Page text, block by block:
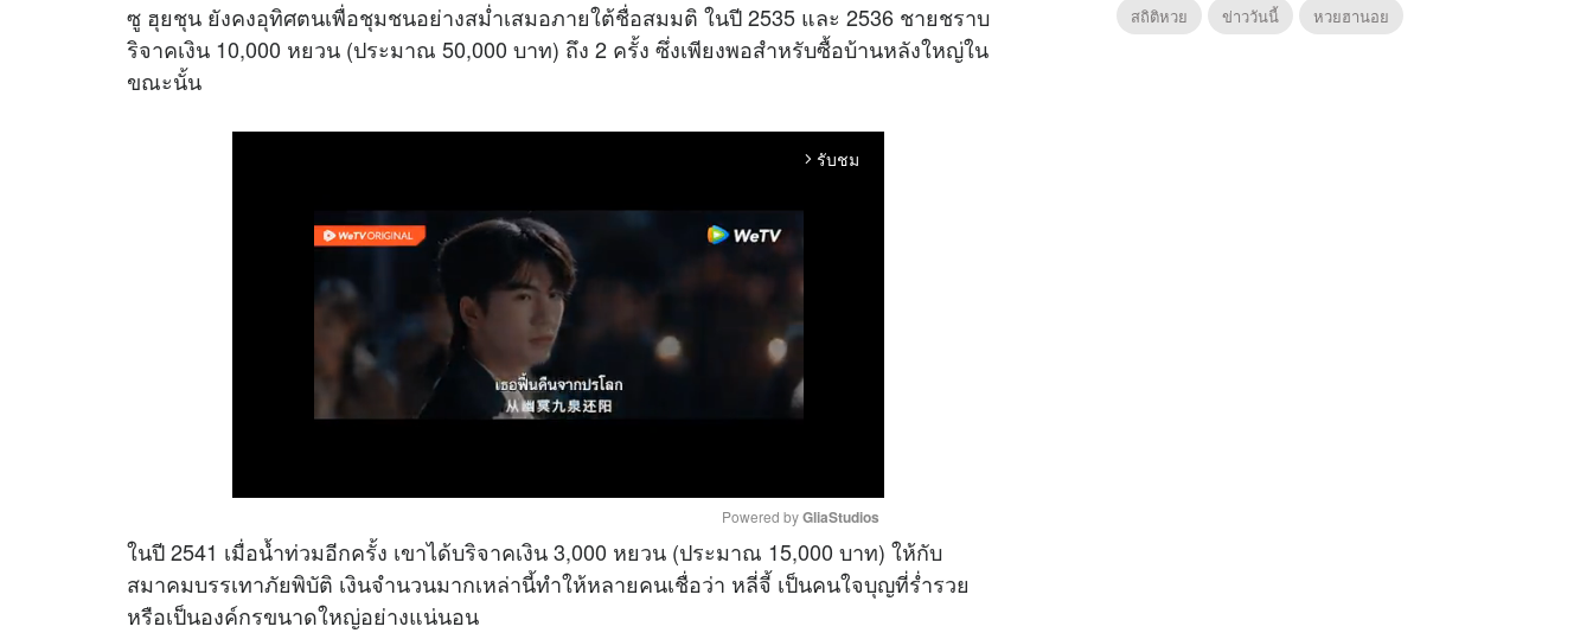
ซู ฮุยชุน ยังคงอุทิศตนเพื่อชุมชนอย่างสม่ำเสมอภายใต้ชื่อสมมติ ในปี 2535 และ 2536 ชายชราบ
ริจาคเงิน 10,000 หยวน (ประมาณ 50,000 บาท) ถึง 2 ครั้ง ซึ่งเพียงพอสำหรับซื้อบ้านหลังใหญ่ใน
ขณะนั้น
arrow_forward_ios รับชม
M
Powered by GliaStudios
ในปี 2541 เมื่อน้ำท่วมอีกครั้ง เขาได้บริจาคเงิน 3,000 หยวน (ประมาณ 15,000 บาท) ให้กับ
สมาคมบรรเทาภัยพิบัติ เงินจำนวนมากเหล่านี้ทำให้หลายคนเชื่อว่า หลี่จี้ เป็นคนใจบุญที่ร่ำรวย
หรือเป็นองค์กรขนาดใหญ่อย่างแน่นอน
สถิติหวย
ข่าววันนี้ หวยฮานอย